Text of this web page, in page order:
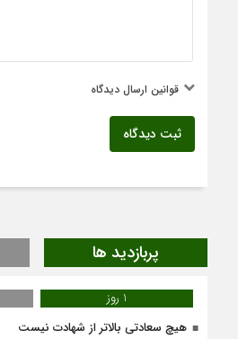
قوانین ارسال دیدگاه
ثبت دیدگاه
پربازدید ها
1 روز
هیچ سعادتی بالاتر از شهادت نیست